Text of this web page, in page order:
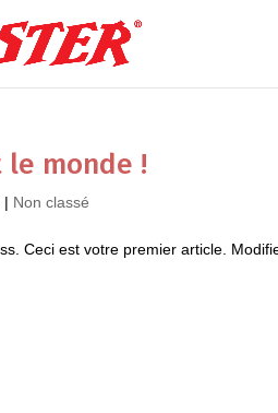
monde !
| Non classé
Ceci est votre premier article.